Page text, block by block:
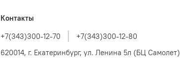
Контакты
+7(343)300-12-70
+7(343)300-12-80
620014, г. Екатеринбург, ул. Ленина 5л (БЦ Самолет)